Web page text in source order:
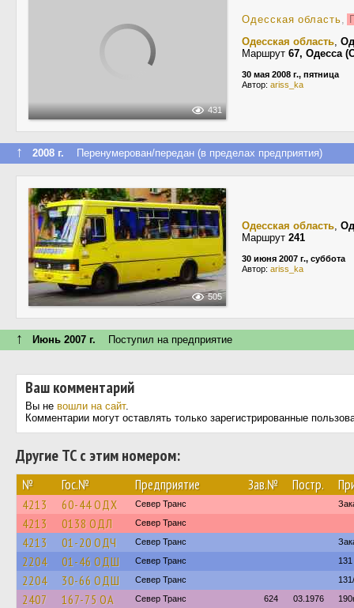
431
Одесская область,
Одесская область,
Маршрут 67, Одесса
30 мая 2008 г., пятница
Автор: ariss_ka
↑ 2008 г. Перенумерован/передан (в пределах предприятия)
505
Одесская область,
Маршрут 241
30 июня 2007 г., суббота
Автор: ariss_ka
↑ Июнь 2007 г. Поступил на предприятие
Ваш комментарий
Вы не вошли на сайт.
Комментарии могут оставлять только зарегистрированные
Другие ТС с этим номером:
№ Гос.№ Предприятие Зав.№ Постр.
4213 60-44 ОДХ Север Транс
4213 0138 ОДЛ Север Транс
4213 01-20 ОДЧ Север Транс
2204 01-46 ОДШ Север Транс 131
2204 30-66 ОДШ Север Транс
2407 167-75 ОА Север Транс 624 03.1976